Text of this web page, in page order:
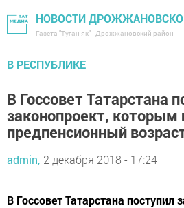
НОВОСТИ
Газета "Туган як" - Дрожжановский район
В РЕСПУБЛИКЕ
В Госсовет Татарстана
законопроект, которым
предпенсионный
admin, 2 декабря 2018 - 17:24
В Госсовет Татарстана поступил